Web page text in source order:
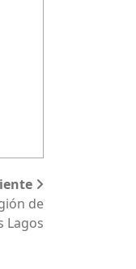
de
Lagos